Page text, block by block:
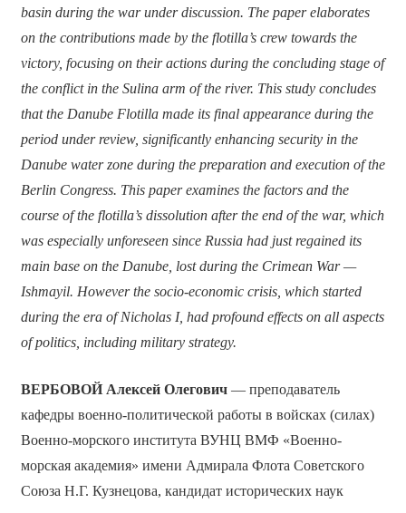
basin during the war under discussion. The paper elaborates
on the contributions made by the flotilla’s crew towards the
victory, focusing on their actions during the concluding stage of
the conflict in the Sulina arm of the river. This study concludes
that the Danube Flotilla made its final appearance during the
period under review, significantly enhancing security in the
Danube water zone during the preparation and execution of the
Berlin Congress. This paper examines the factors and the
course of the flotilla’s dissolution after the end of the war, which
was especially unforeseen since Russia had just regained its
main base on the Danube, lost during the Crimean War —
Ishmayil. However the socio-economic crisis, which started
during the era of Nicholas I, had profound effects on all aspects
of politics, including military strategy.
ВЕРБОВОЙ Алексей Олегович— преподаватель
кафедры военно-политической работы в войсках (силах)
Военно-морского института ВУНЦ ВМФ «Военно-
морская академия» имени Адмирала Флота Советского
Союза Н.Г. Кузнецова, кандидат исторических наук